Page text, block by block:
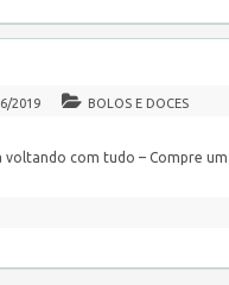
2019 BOLOS E DOCES
voltando com tudo – Compre